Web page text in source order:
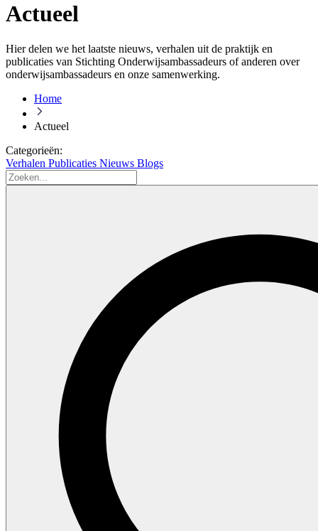
Actueel
Hier delen we het laatste nieuws, verhalen uit de praktijk en
publicaties van Stichting Onderwijsambassadeurs of anderen over
onderwijsambassadeurs en onze samenwerking.
Home
Actueel
Categorieën:
Verhalen Publicaties Nieuws Blogs